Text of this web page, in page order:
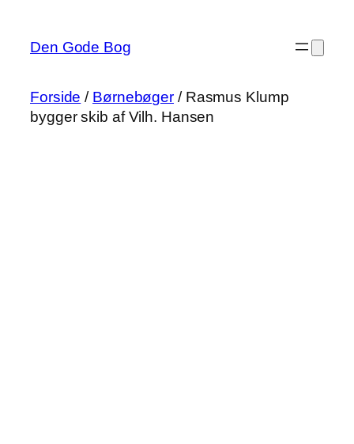
indhold
Den Gode Bog
Forside / Børnebøger / Rasmus Klump
bygger skib af Vilh. Hansen